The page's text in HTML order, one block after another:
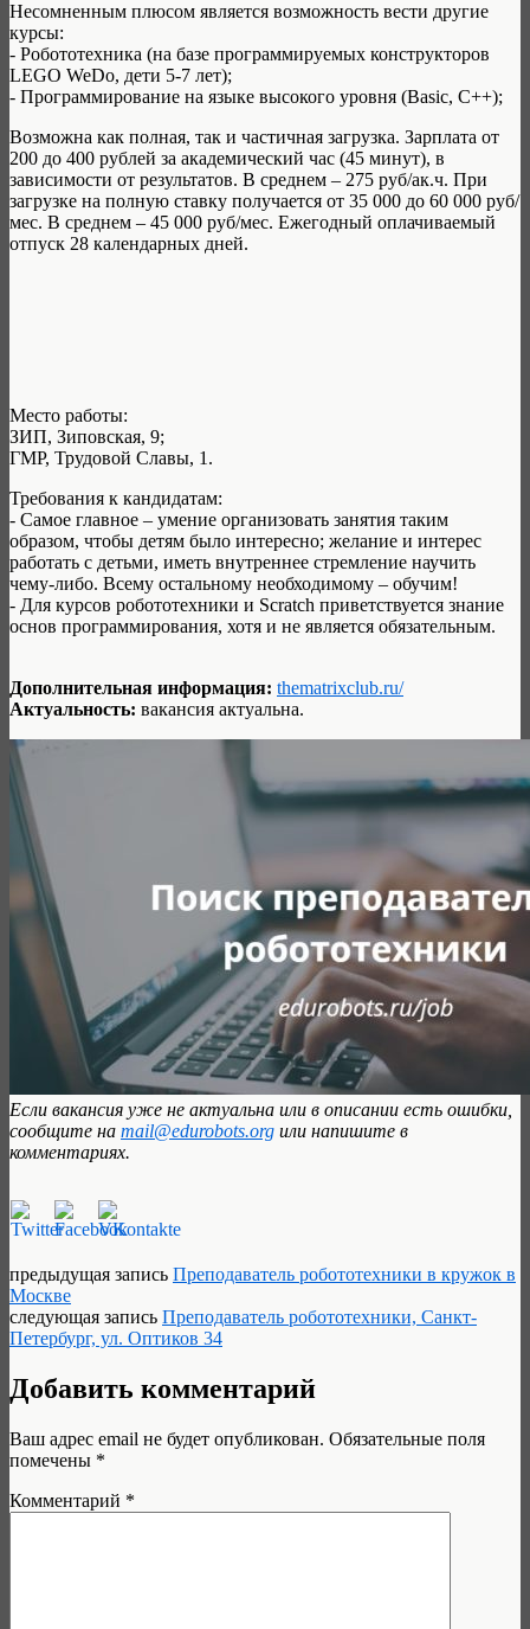
Несомненным плюсом является возможность вести другие
курсы:
- Робототехника (на базе программируемых конструкторов
LEGO WeDo, дети 5-7 лет);
- Программирование на языке высокого уровня (Basic, C++);
Возможна как полная, так и частичная загрузка. Зарплата от
200 до 400 рублей за академический час (45 минут), в
зависимости от результатов. В среднем – 275 руб/ак.ч. При
загрузке на полную ставку получается от 35 000 до 60 000 руб/
мес. В среднем – 45 000 руб/мес. Ежегодный оплачиваемый
отпуск 28 календарных дней.
Место работы:
ЗИП, Зиповская, 9;
ГМР, Трудовой Славы, 1.
Требования к кандидатам:
- Самое главное – умение организовать занятия таким
образом, чтобы детям было интересно; желание и интерес
работать с детьми, иметь внутреннее стремление научить
чему-либо. Всему остальному необходимому – обучим!
- Для курсов робототехники и Scratch приветствуется знание
основ программирования, хотя и не является обязательным.
Дополнительная информация: thematrixclub.ru/
Актуальность: вакансия актуальна.
Если вакансия уже не актуальна или в описании есть ошибки,
сообщите на mail@edurobots.org или напишите в
комментариях.
предыдущая запись Преподаватель робототехники в кружок в
Москве
следующая запись Преподаватель робототехники, Санкт-
Петербург, ул. Оптиков 34
Добавить комментарий
Ваш адрес email не будет опубликован. Обязательные поля
помечены *
Комментарий *